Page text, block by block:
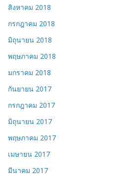
สิงหาคม 2018
กรกฎาคม 2018
มิถุนายน 2018
พฤษภาคม 2018
มกราคม 2018
กันยายน 2017
กรกฎาคม 2017
มิถุนายน 2017
พฤษภาคม 2017
เมษายน 2017
มีนาคม 2017